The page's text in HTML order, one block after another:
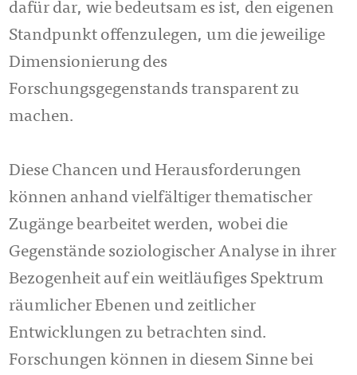
dafür dar, wie bedeutsam es ist, den eigenen
Standpunkt offenzulegen, um die jeweilige
Dimensionierung des
Forschungsgegenstands transparent zu
machen.
Diese Chancen und Herausforderungen
können anhand vielfältiger thematischer
Zugänge bearbeitet werden, wobei die
Gegenstände soziologischer Analyse in ihrer
Bezogenheit auf ein weitläufiges Spektrum
räumlicher Ebenen und zeitlicher
Entwicklungen zu betrachten sind.
Forschungen können in diesem Sinne bei